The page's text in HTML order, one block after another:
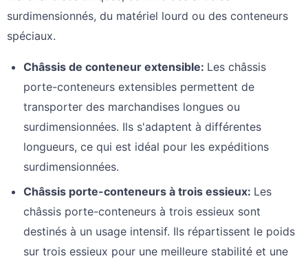
surdimensionnés, du matériel lourd ou des conteneurs
spéciaux.
Châssis de conteneur extensible: Les châssis
porte-conteneurs extensibles permettent de
transporter des marchandises longues ou
surdimensionnées. Ils s'adaptent à différentes
longueurs, ce qui est idéal pour les expéditions
surdimensionnées.
Châssis porte-conteneurs à trois essieux: Les
châssis porte-conteneurs à trois essieux sont
destinés à un usage intensif. Ils répartissent le poids
sur trois essieux pour une meilleure stabilité et une